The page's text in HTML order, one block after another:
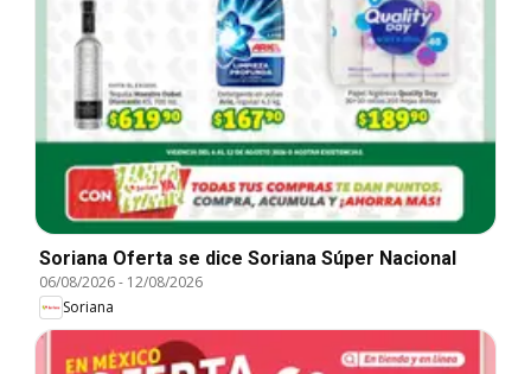
Soriana Oferta se dice Soriana Súper Nacional
06/08/2026- 12/08/2026
Soriana